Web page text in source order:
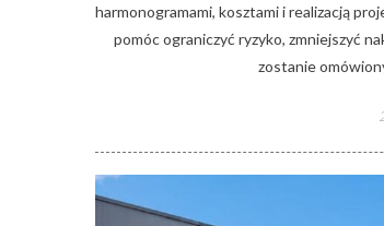
harmonogramami, kosztami i realizacją
pomóc ograniczyć ryzyko, zmniejszyć
zostanie